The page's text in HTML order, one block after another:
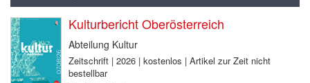
Kulturbericht Oberösterreich
Abteilung Kultur
Zeitschrift | 2026 | kostenlos | Artikel zur Zeit nicht
bestellbar